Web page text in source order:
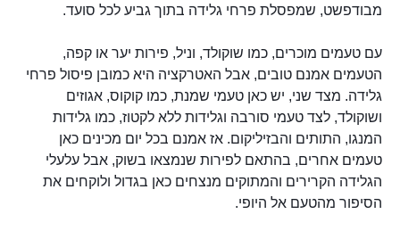
מבודפשט, שמפסלת פרחי גלידה בתוך גביע לכל סועד.
עם טעמים מוכרים, כמו שוקולד, וניל, פירות יער או קפה,
הטעמים אמנם טובים, אבל האטרקציה היא כמובן פיסול פרחי
גלידה. מצד שני, יש כאן טעמי שמנת, כמו קוקוס, אגוזים
ושוקולד, לצד טעמי סורבה וגלידות ללא לקטוז, כמו גלידות
המנגו, התותים והבזיליקום. אז אמנם בכל יום מכינים כאן
טעמים אחרים, בהתאם לפירות שנמצאו בשוק, אבל עלעלי
הגלידה הקרירים והמתוקים מנצחים כאן בגדול ולוקחים את
הסיפור מהטעם אל היופי.